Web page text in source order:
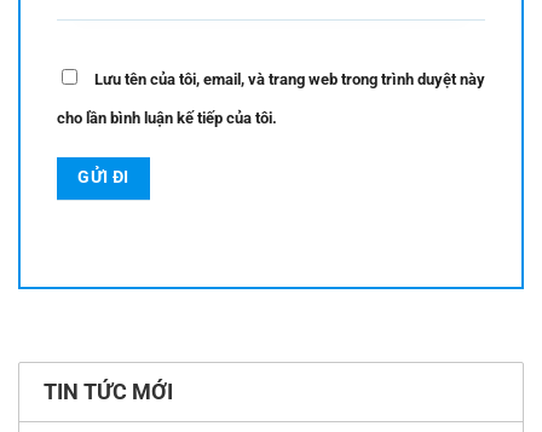
Lưu tên của tôi, email, và trang web trong trình duyệt này
cho lần bình luận kế tiếp của tôi.
TIN TỨC MỚI